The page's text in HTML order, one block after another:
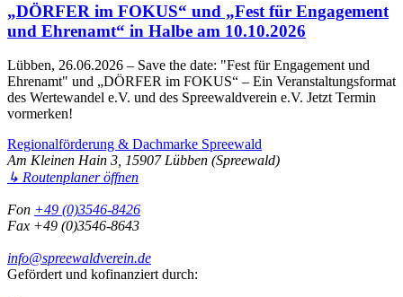
„DÖRFER im FOKUS“ und „Fest für Engagement
und Ehrenamt“ in Halbe am 10.10.2026
Lübben, 26.06.2026 – Save the date: "Fest für Engagement und
Ehrenamt" und „DÖRFER im FOKUS“ – Ein Veranstaltungsformat
des Wertewandel e.V. und des Spreewaldverein e.V. Jetzt Termin
vormerken!
Regionalförderung & Dachmarke Spreewald
Am Kleinen Hain 3, 15907 Lübben (Spreewald)
↳ Routenplaner öffnen
Fon +49 (0)3546-8426
Fax +49 (0)3546-8643
info@spreewaldverein.de
Gefördert und kofinanziert durch: